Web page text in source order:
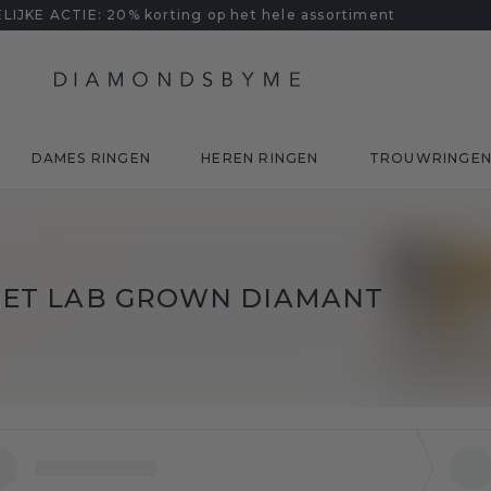
ACTIE: 20% korting op het hele assortiment
DAMES RINGEN HEREN RINGEN TROUWRINGEN
LAB GROWN DIAMANT